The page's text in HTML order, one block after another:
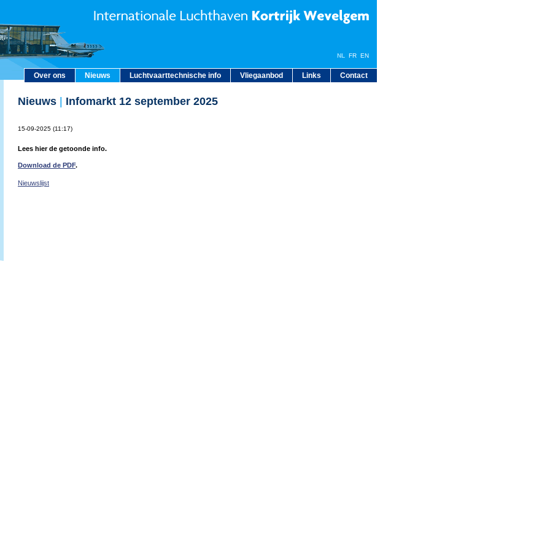
Over ons Nieuws Luchtvaarttechnische info Vliegaanbod Links Contact
NL FR EN
Nieuws Infomarkt 12 september 2025
15-09-2025 (11:17)
Lees hier de getoonde info.
Download de PDF.
Nieuwslijst